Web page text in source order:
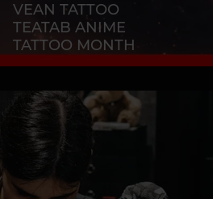
VEAN TATTOO
TEATAB ANIME
TATTOO MONTH